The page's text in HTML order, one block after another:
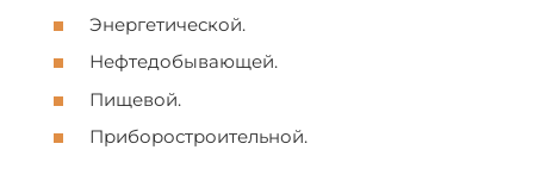
Энергетической.
Нефтедобывающей.
Пищевой.
Приборостроительной.